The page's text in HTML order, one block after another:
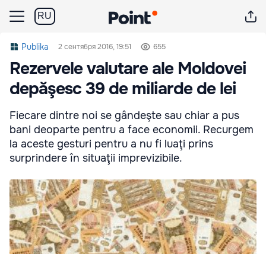
RU
Publika 2 сентября 2016, 19:51 655
Rezervele valutare ale Moldovei
depăşesc 39 de miliarde de lei
Fiecare dintre noi se gândeşte sau chiar a pus
bani deoparte pentru a face economii. Recurgem
la aceste gesturi pentru a nu fi luaţi prins
surprindere în situaţii imprevizibile.